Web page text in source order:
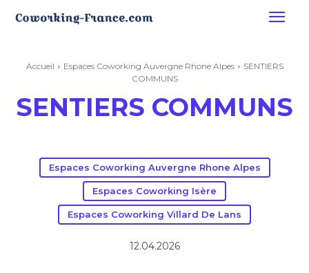
Accueil Espaces Coworking Auvergne Rhone Alpes
SENTIERS
COMMUNS
SENTIERS COMMUNS
Espaces Coworking Auvergne Rhone Alpes
Espaces Coworking Isère
Espaces Coworking Villard De Lans
12.04.2026